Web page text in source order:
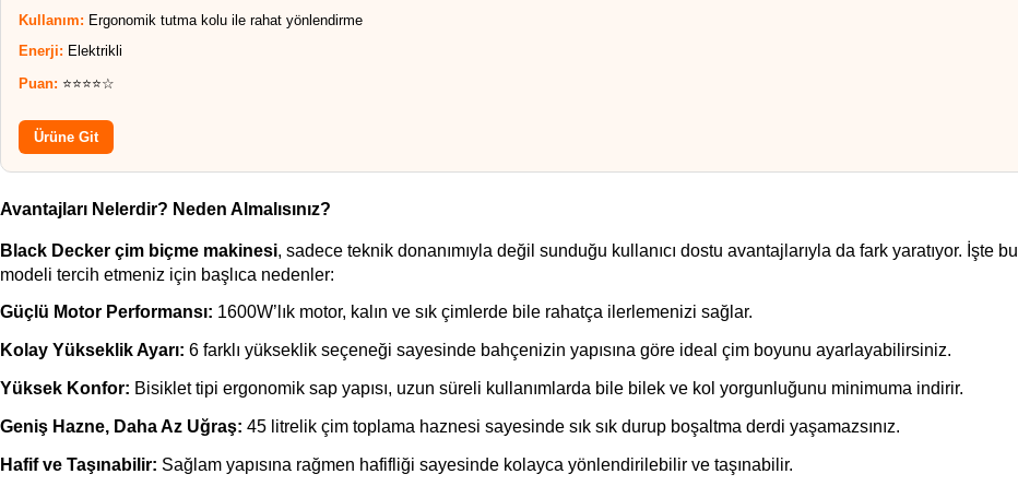
Kullanım: Ergonomik tutma kolu ile rahat yönlendirme
Enerji: Elektrikli
Puan: ⭐⭐⭐⭐☆
Ürüne Git
Avantajları Nelerdir? Neden Almalısınız?
Black Decker çim biçme makinesi, sadece teknik donanımıyla değil sunduğu kullanıcı dostu avantajlarıyla da fark yaratıyor. İşte bu
modeli tercih etmeniz için başlıca nedenler:
Güçlü Motor Performansı: 1600W’lık motor, kalın ve sık çimlerde bile rahatça ilerlemenizi sağlar.
Kolay Yükseklik Ayarı: 6 farklı yükseklik seçeneği sayesinde bahçenizin yapısına göre ideal çim boyunu ayarlayabilirsiniz.
Yüksek Konfor: Bisiklet tipi ergonomik sap yapısı, uzun süreli kullanımlarda bile bilek ve kol yorgunluğunu minimuma indirir.
Geniş Hazne, Daha Az Uğraş: 45 litrelik çim toplama haznesi sayesinde sık sık durup boşaltma derdi yaşamazsınız.
Hafif ve Taşınabilir: Sağlam yapısına rağmen hafifliği sayesinde kolayca yönlendirilebilir ve taşınabilir.